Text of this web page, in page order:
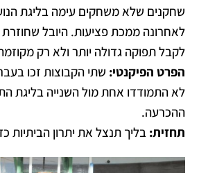
שחקנים שלא משחקים עימה בליגת
לאחרונה ממכת פציעות. היובל
לקבל תפוקה גדולה יותר ולא רק מקוזמה
הפרט הפיקנטי: שתי הקבוצות זכו
לא התמודדו אחת מול השנייה בליגת
ההכרעה.
תחזית: בליך תנצל את יתרון הביתיות